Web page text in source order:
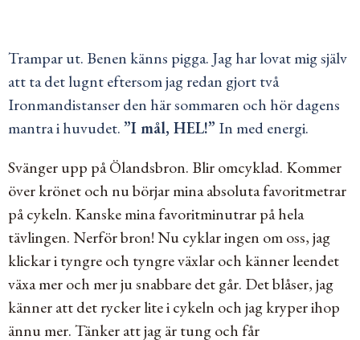
Trampar ut. Benen känns pigga. Jag har lovat mig själv
att ta det lugnt eftersom jag redan gjort två
Ironmandistanser den här sommaren och hör dagens
mantra i huvudet.”I mål, HEL!” In med energi.
Svänger upp på Ölandsbron. Blir omcyklad. Kommer
över krönet och nu börjar mina absoluta favoritmetrar
på cykeln. Kanske mina favoritminutrar på hela
tävlingen. Nerför bron! Nu cyklar ingen om oss, jag
klickar i tyngre och tyngre växlar och känner leendet
växa mer och mer ju snabbare det går. Det blåser, jag
känner att det rycker lite i cykeln och jag kryper ihop
ännu mer. Tänker att jag är tung och får